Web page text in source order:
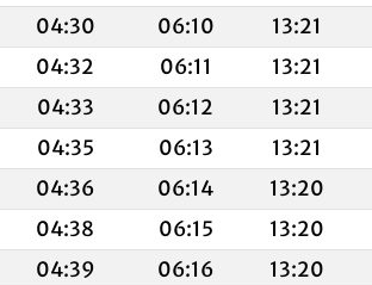
04:30 06:10 13:21
04:32 06:11 13:21
04:33 06:12 13:21
04:35 06:13 13:21
04:36 06:14 13:20
04:38 06:15 13:20
04:39 06:16 13:20